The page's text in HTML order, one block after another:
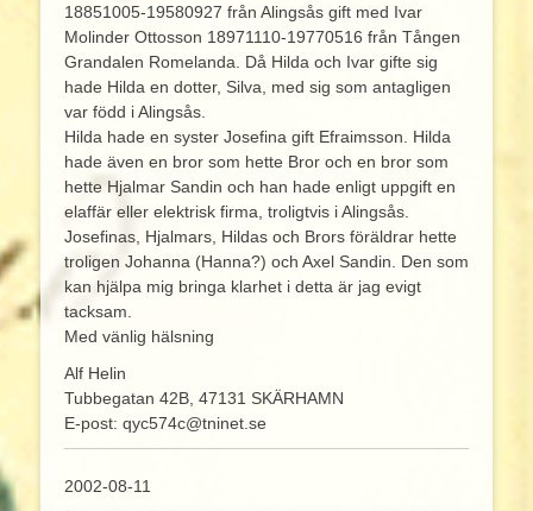
18851005-19580927 från Alingsås gift med Ivar
Molinder Ottosson 18971110-19770516 från Tången
Grandalen Romelanda. Då Hilda och Ivar gifte sig
hade Hilda en dotter, Silva, med sig som antagligen
var född i Alingsås.
Hilda hade en syster Josefina gift Efraimsson. Hilda
hade även en bror som hette Bror och en bror som
hette Hjalmar Sandin och han hade enligt uppgift en
elaffär eller elektrisk firma, troligtvis i Alingsås.
Josefinas, Hjalmars, Hildas och Brors föräldrar hette
troligen Johanna (Hanna?) och Axel Sandin. Den som
kan hjälpa mig bringa klarhet i detta är jag evigt
tacksam.
Med vänlig hälsning
Alf Helin
Tubbegatan 42B, 47131 SKÄRHAMN
E-post: qyc574c@tninet.se
2002-08-11